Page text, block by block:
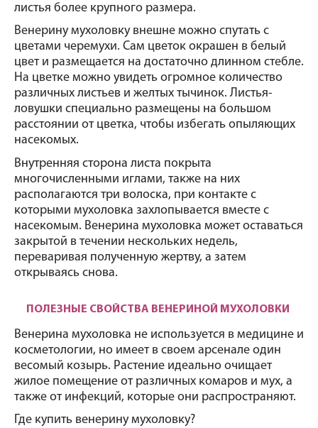
листья более крупного размера.
Венерину мухоловку внешне можно спутать с
цветами черемухи. Сам цветок окрашен в белый
цвет и размещается на достаточно длинном стебле.
На цветке можно увидеть огромное количество
различных листьев и желтых тычинок. Листья-
ловушки специально размещены на большом
расстоянии от цветка, чтобы избегать опыляющих
насекомых.
Внутренняя сторона листа покрыта
многочисленными иглами, также на них
располагаются три волоска, при контакте с
которыми мухоловка захлопывается вместе с
насекомым. Венерина мухоловка может оставаться
закрытой в течении нескольких недель,
переваривая полученную жертву, а затем
открываясь снова.
ПОЛЕЗНЫЕ СВОЙСТВА ВЕНЕРИНОЙ МУХОЛОВКИ
Венерина мухоловка не используется в медицине и
косметологии, но имеет в своем арсенале один
весомый козырь. Растение идеально очищает
жилое помещение от различных комаров и мух, а
также от инфекций, которые они распространяют.
Где купить венерину мухоловку?